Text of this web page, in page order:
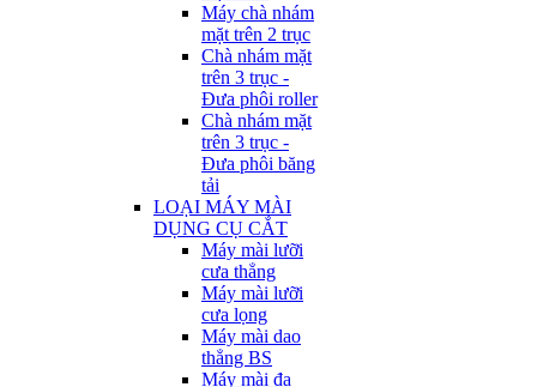
Máy chà nhám
mặt trên 2 trục
Chà nhám mặt
trên 3 trục -
Đưa phôi roller
Chà nhám mặt
trên 3 trục -
Đưa phôi băng
tải
LOẠI MÁY MÀI
DỤNG CỤ CẮT
Máy mài lưỡi
cưa thẳng
Máy mài lưỡi
cưa lọng
Máy mài dao
thẳng BS
Máy mài đa